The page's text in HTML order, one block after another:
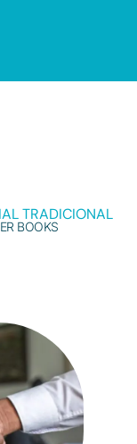
TRADICIONAL
BOOKS